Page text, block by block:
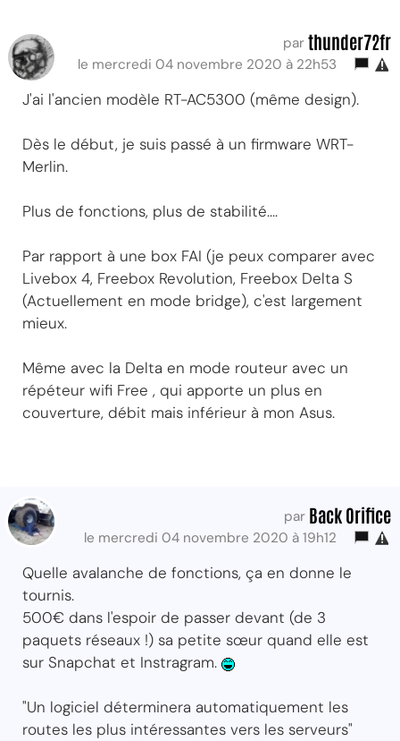
par thunder72fr
le mercredi 04 novembre 2020 à 22h53
J'ai l'ancien modèle RT-AC5300 (même design).
Dès le début, je suis passé à un firmware WRT-
Merlin.
Plus de fonctions, plus de stabilité....
Par rapport à une box FAI (je peux comparer avec
Livebox 4, Freebox Revolution, Freebox Delta S
(Actuellement en mode bridge), c'est largement
mieux.
Même avec la Delta en mode routeur avec un
répéteur wifi Free , qui apporte un plus en
couverture, débit mais inférieur à mon Asus.
par Back Orifice
le mercredi 04 novembre 2020 à 19h12
Quelle avalanche de fonctions, ça en donne le
tournis.
500€ dans l'espoir de passer devant (de 3
paquets réseaux !) sa petite sœur quand elle est
sur Snapchat et Instragram.
"Un logiciel déterminera automatiquement les
routes les plus intéressantes vers les serveurs"